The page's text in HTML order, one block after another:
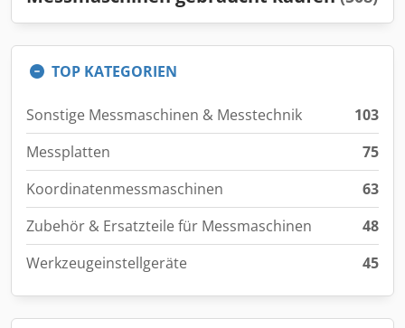
TOP KATEGORIEN
Sonstige Messmaschinen & Messtechnik
103
Messplatten
75
Koordinatenmessmaschinen
63
Zubehör & Ersatzteile für Messmaschinen
48
Werkzeugeinstellgeräte
45